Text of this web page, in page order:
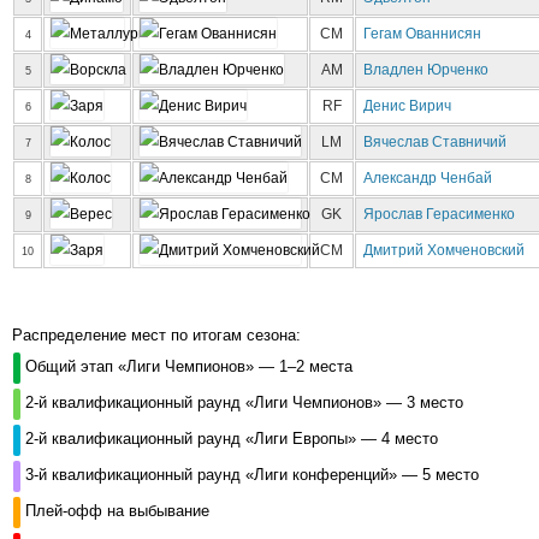
4 CM Гегам Ованнисян
5 AM Владлен Юрченко
6 RF Денис Вирич
7 LM Вячеслав Ставничий
8 CM Александр Ченбай
9 GK Ярослав Герасименко
10 CM Дмитрий Хомченовский
Распределение мест по итогам сезона:
Общий этап «Лиги Чемпионов» — 1–2 места
2-й квалификационный раунд «Лиги Чемпионов» — 3 место
2-й квалификационный раунд «Лиги Европы» — 4 место
3-й квалификационный раунд «Лиги конференций» — 5 место
Плей-офф на выбывание